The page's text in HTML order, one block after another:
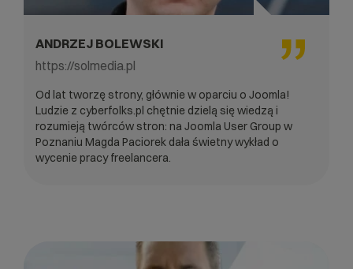
ANDRZEJ BOLEWSKI
https://solmedia.pl
Od lat tworzę strony, głównie w oparciu o Joomla!
Ludzie z cyberfolks.pl chętnie dzielą się wiedzą i
rozumieją twórców stron: na Joomla User Group w
Poznaniu Magda Paciorek dała świetny wykład o
wycenie pracy freelancera.